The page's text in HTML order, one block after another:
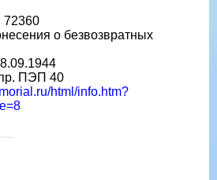
72360
о безвозвратных
ПЭП 40
html/info.htm?